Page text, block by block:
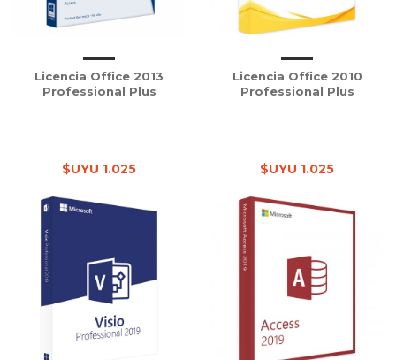
Licencia Office 2013
Professional Plus
$UYU 1.025
Licencia Office 2010
Professional Plus
$UYU 1.025